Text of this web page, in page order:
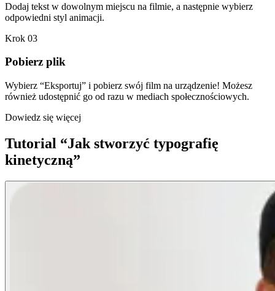
Dodaj tekst w dowolnym miejscu na filmie, a następnie wybierz
odpowiedni styl animacji.
Krok 03
Pobierz plik
Wybierz “Eksportuj” i pobierz swój film na urządzenie! Możesz
również udostępnić go od razu w mediach społecznościowych.
Dowiedz się więcej
Tutorial “Jak stworzyć typografię
kinetyczną”